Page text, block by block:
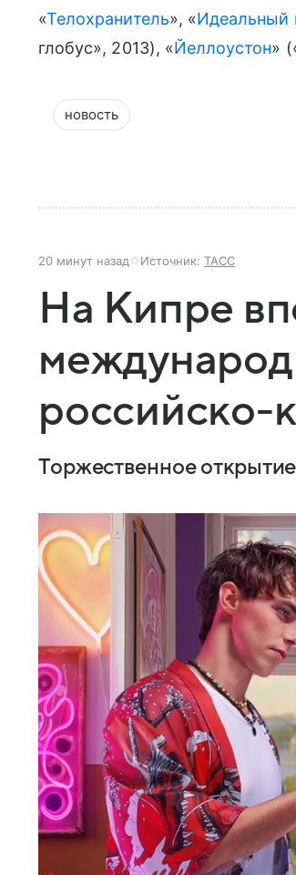
«Телохранитель», «Идеальный
глобус», 2013), «Йеллоустон»
новость
20 минут назад Источник: ТАСС
На Кипре
российско-
Торжественное